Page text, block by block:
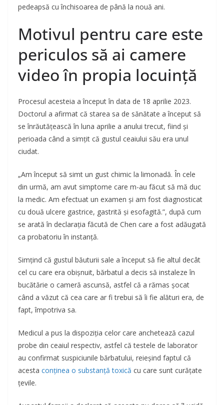
pedeapsă cu închisoarea de până la nouă ani.
Motivul pentru care este
periculos să ai camere
video în propia locuință
Procesul acesteia a început în data de 18 aprilie 2023.
Doctorul a afirmat că starea sa de sănătate a început să
se înrăutățească în luna aprilie a anului trecut, fiind și
perioada când a simțit că gustul ceaiului său era unul
ciudat.
„Am început să simt un gust chimic la limonadă. În cele
din urmă, am avut simptome care m-au făcut să mă duc
la medic. Am efectuat un examen și am fost diagnosticat
cu două ulcere gastrice, gastrită și esofagită.”, după cum
se arată în declarația făcută de Chen care a fost adăugată
ca probatoriu în instanță.
Simțind că gustul băuturii sale a început să fie altul decât
cel cu care era obișnuit, bărbatul a decis să instaleze în
bucătărie o cameră ascunsă, astfel că a rămas șocat
când a văzut că cea care ar fi trebui să îi fie alături era, de
fapt, împotriva sa.
Medicul a pus la dispoziția celor care anchetează cazul
probe din ceaiul respectiv, astfel că testele de laborator
au confirmat suspiciunile bărbatului, reieșind faptul că
acesta conținea o substanță toxică cu care sunt curățate
țevile.